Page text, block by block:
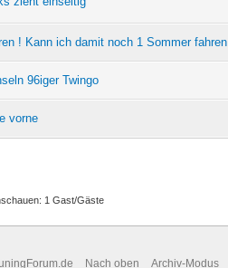
! Kann ich damit noch 1 Sommer
96iger Twingo
vorne
1 Gast/Gäste
Nach oben Archiv-Modus